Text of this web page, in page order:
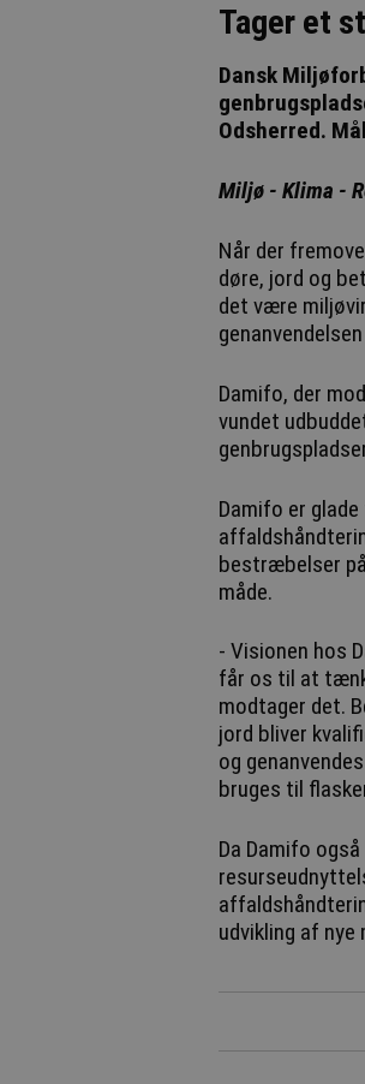
Tager et
Dansk
Odsherred.
Miljø - Klima -
Når der
døre, jord og
det være
Damifo, der
vundet
Damifo er
bestræbelser
måde.
- Visionen hos
får os til at
modtager det.
jord bliver
og
bruges til
Da Damifo
udvikling af nye